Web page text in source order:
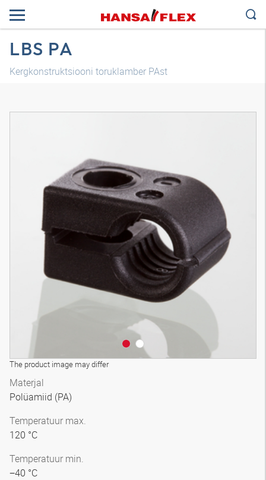
LBS PA
Kergkonstruktsiooni toruklamber PAst
The product image may differ
Materjal
Polüamiid (PA)
Temperatuur max.
120 °C
Temperatuur min.
−40 °C